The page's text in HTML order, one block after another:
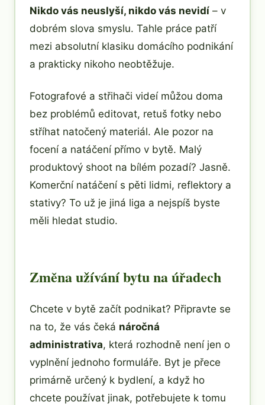
Nikdo vás neuslyší, nikdo vás nevidí – v
dobrém slova smyslu. Tahle práce patří
mezi absolutní klasiku domácího podnikání
a prakticky nikoho neobtěžuje.
Fotografové a střihači videí můžou doma
bez problémů editovat, retuš fotky nebo
stříhat natočený materiál. Ale pozor na
focení a natáčení přímo v bytě. Malý
produktový shoot na bílém pozadí? Jasně.
Komerční natáčení s pěti lidmi, reflektory a
stativy? To už je jiná liga a nejspíš byste
měli hledat studio.
Změna užívání bytu na úřadech
Chcete v bytě začít podnikat? Připravte se
na to, že vás čeká náročná
administrativa, která rozhodně není jen o
vyplnění jednoho formuláře. Byt je přece
primárně určený k bydlení, a když ho
chcete používat jinak, potřebujete k tomu